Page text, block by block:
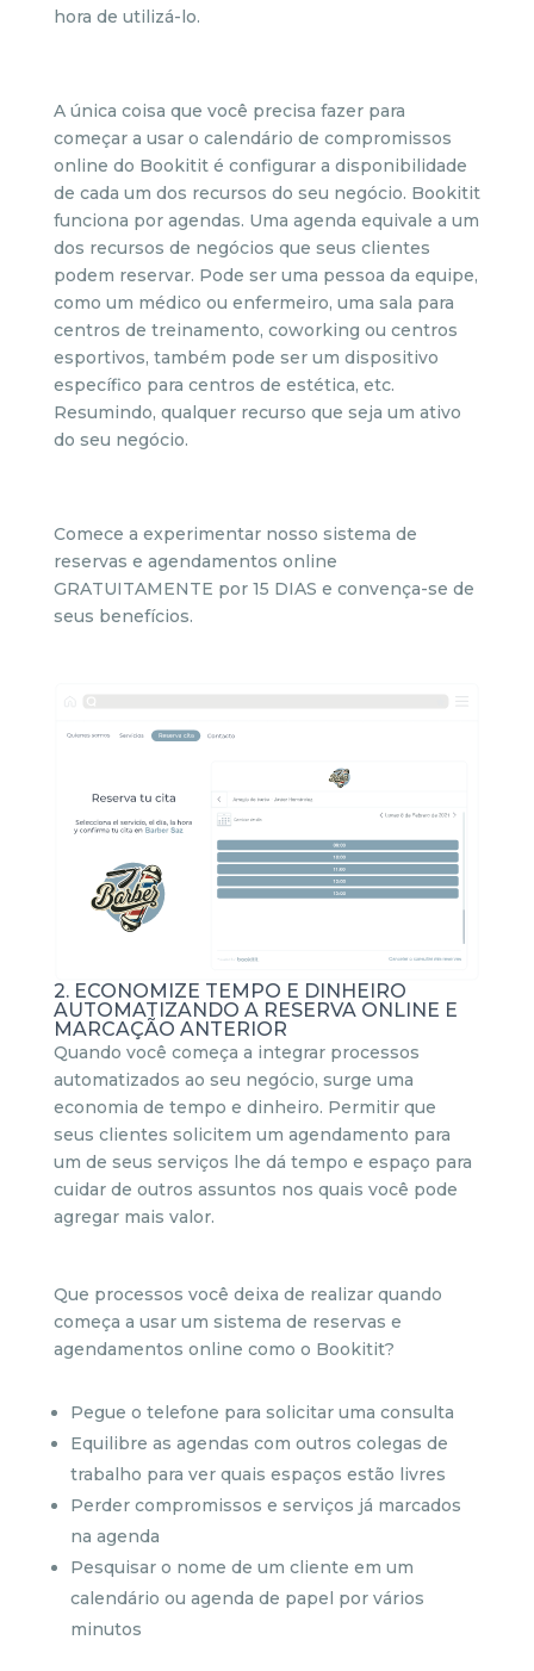
hora de utilizá-lo.
A única coisa que você precisa fazer para
começar a usar o calendário de compromissos
online do Bookitit é configurar a disponibilidade
de cada um dos recursos do seu negócio. Bookitit
funciona por agendas. Uma agenda equivale a um
dos recursos de negócios que seus clientes
podem reservar. Pode ser uma pessoa da equipe,
como um médico ou enfermeiro, uma sala para
centros de treinamento, coworking ou centros
esportivos, também pode ser um dispositivo
específico para centros de estética, etc.
Resumindo, qualquer recurso que seja um ativo
do seu negócio.
Comece a experimentar nosso sistema de
reservas e agendamentos online
GRATUITAMENTE por 15 DIAS e convença-se de
seus benefícios.
2. ECONOMIZE TEMPO E DINHEIRO
AUTOMATIZANDO A RESERVA ONLINE E
MARCAÇÃO ANTERIOR
Quando você começa a integrar processos
automatizados ao seu negócio, surge uma
economia de tempo e dinheiro. Permitir que
seus clientes solicitem um agendamento para
um de seus serviços lhe dá tempo e espaço para
cuidar de outros assuntos nos quais você pode
agregar mais valor.
Que processos você deixa de realizar quando
começa a usar um sistema de reservas e
agendamentos online como o Bookitit?
Pegue o telefone para solicitar uma consulta
Equilibre as agendas com outros colegas de
trabalho para ver quais espaços estão livres
Perder compromissos e serviços já marcados
na agenda
Pesquisar o nome de um cliente em um
calendário ou agenda de papel por vários
minutos